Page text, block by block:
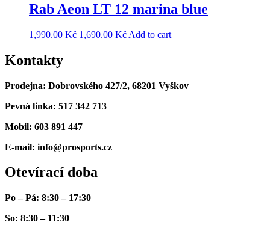
Rab Aeon LT 12 marina blue
1,990.00Kč 1,690.00 Kč Add to cart
Kontakty
Prodejna: Dobrovského 427/2, 68201 Vyškov
Pevná linka: 517 342 713
Mobil: 603 891 447
E-mail: info@prosports.cz
Otevírací doba
Po – Pá: 8:30 – 17:30
So: 8:30 – 11:30